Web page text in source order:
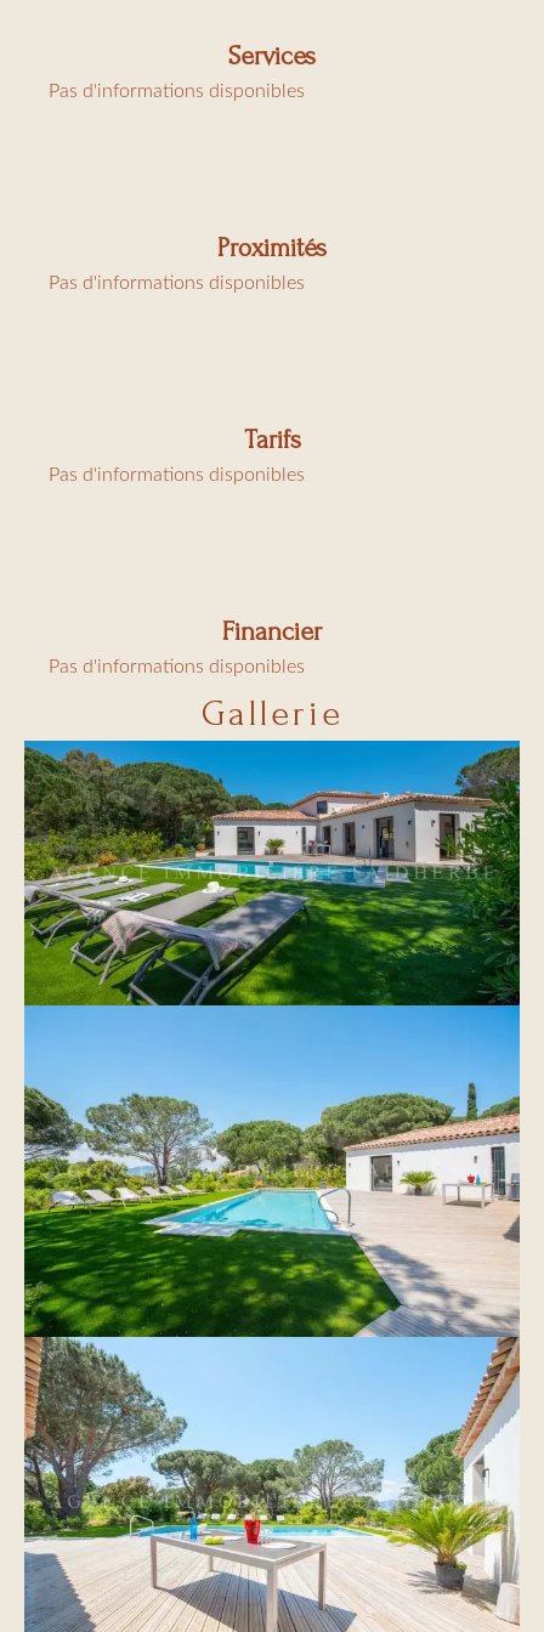
Côté jardin, une annexe avec coin cuisine, chambre et
Superficie : 220m2/sqm
Services
Pas d'informations disponibles
Proximités
Pas d'informations disponibles
Tarifs
Pas d'informations disponibles
Financier
Pas d'informations disponibles
Gallerie